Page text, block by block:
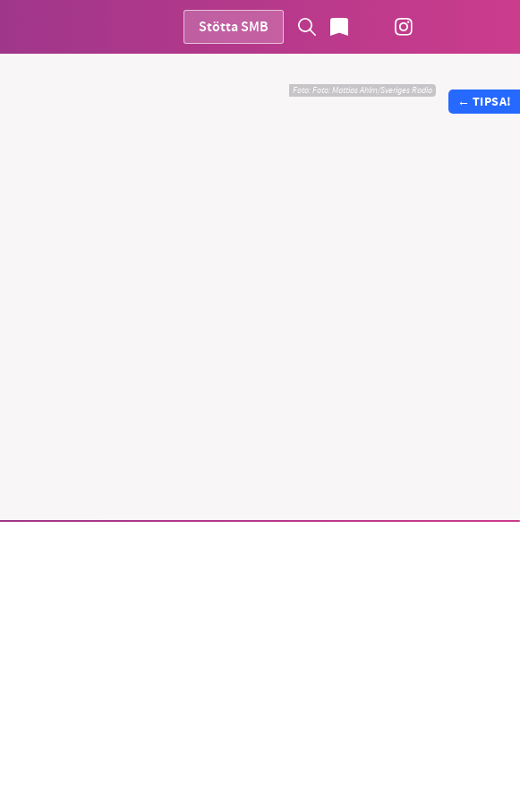
Stötta SMB
Foto:Foto: Mattias Ahlm/Sveriges Radio
← TIPSA!
2010 har vår
genom